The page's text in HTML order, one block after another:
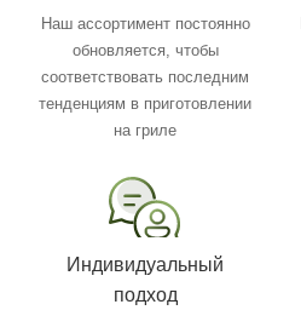
Наш ассортимент постоянно
обновляется, чтобы
соответствовать последним
тенденциям в приготовлении
на гриле
Индивидуальный
подход